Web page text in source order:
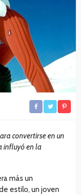
convertirse en un
influyó en la
más un
estilo, un joven